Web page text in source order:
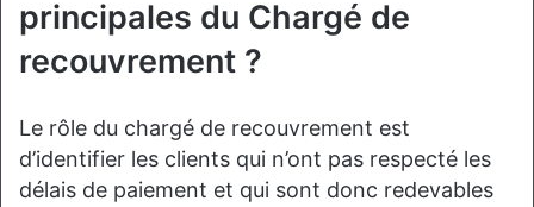
principales du Chargé de
recouvrement ?
Le rôle du chargé de recouvrement est
d’identifier les clients qui n’ont pas respecté les
délais de paiement et qui sont donc redevables